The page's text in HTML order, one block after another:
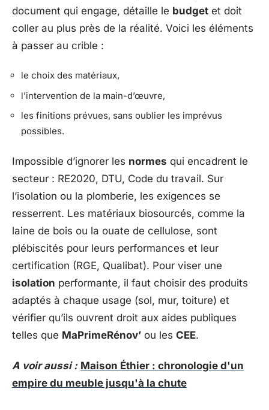
document qui engage, détaille le budget et doit
coller au plus près de la réalité. Voici les éléments
à passer au crible :
le choix des matériaux,
l’intervention de la main-d’œuvre,
les finitions prévues, sans oublier les imprévus
possibles.
Impossible d’ignorer les normes qui encadrent le
secteur : RE2020, DTU, Code du travail. Sur
l’isolation ou la plomberie, les exigences se
resserrent. Les matériaux biosourcés, comme la
laine de bois ou la ouate de cellulose, sont
plébiscités pour leurs performances et leur
certification (RGE, Qualibat). Pour viser une
isolation performante, il faut choisir des produits
adaptés à chaque usage (sol, mur, toiture) et
vérifier qu’ils ouvrent droit aux aides publiques
telles que MaPrimeRénov’ ou les CEE.
A voir aussi : Maison Éthier : chronologie d'un
empire du meuble jusqu'à la chute